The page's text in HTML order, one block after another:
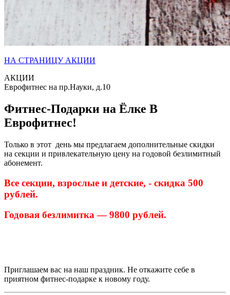
НА СТРАНИЦУ АКЦИИ
АКЦИИ
Еврофитнес на пр.Науки, д.10
Фитнес-Подарки на Ёлке В
Еврофитнес!
Только в этот день мы предлагаем дополнительные скидки
на секции и привлекательную цену на годовой безлимитный
абонемент.
Все секции, взрослые и детские, - скидка 500
рублей.
Годовая безлимитка — 9800 рублей.
Приглашаем вас на наш праздник. Не откажите себе в
приятном фитнес-подарке к новому году.